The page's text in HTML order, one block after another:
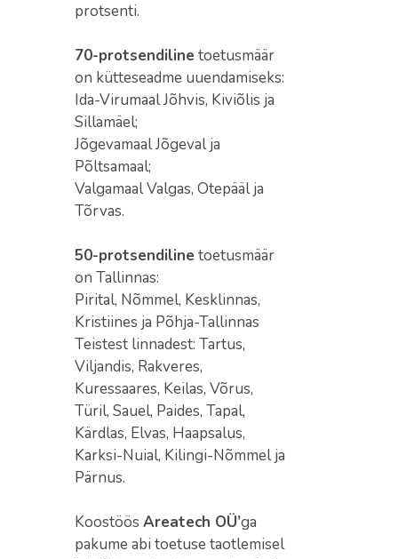
protsenti.
70-protsendiline toetusmäär
on kütteseadme uuendamiseks:
Ida-Virumaal Jõhvis, Kiviõlis ja
Sillamäel;
Jõgevamaal Jõgeval ja
Põltsamaal;
Valgamaal Valgas, Otepääl ja
Tõrvas.
50-protsendiline toetusmäär
on Tallinnas:
Pirital, Nõmmel, Kesklinnas,
Kristiines ja Põhja-Tallinnas
Teistest linnadest: Tartus,
Viljandis, Rakveres,
Kuressaares, Keilas, Võrus,
Türil, Sauel, Paides, Tapal,
Kärdlas, Elvas, Haapsalus,
Karksi-Nuial, Kilingi-Nõmmel ja
Pärnus.
Koostöös Areatech OÜ’ga
pakume abi toetuse taotlemisel